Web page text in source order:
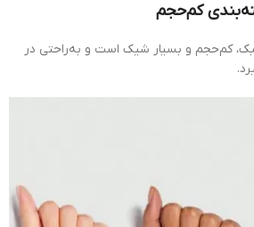
کم‌حجم و بسیار شیک است و به‌راحتی در